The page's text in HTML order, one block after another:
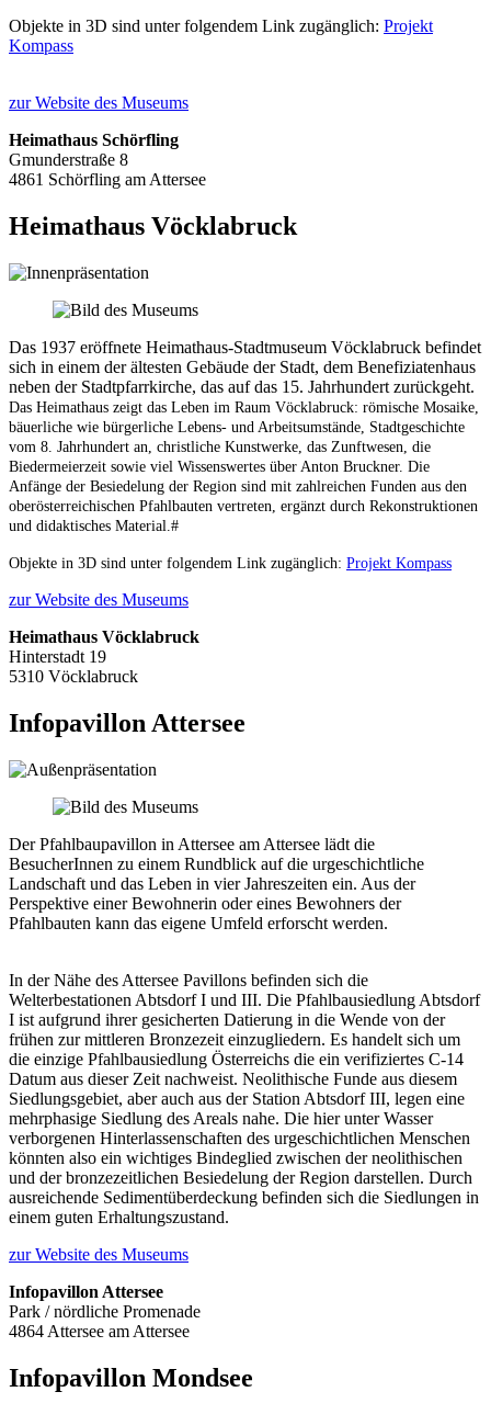
Objekte in 3D sind unter folgendem Link zugänglich: Projekt
Kompass
zur Website des Museums
Heimathaus Schörfling
Gmunderstraße 8
4861 Schörfling am Attersee
Heimathaus Vöcklabruck
Das 1937 eröffnete Heimathaus-Stadtmuseum Vöcklabruck befindet
sich in einem der ältesten Gebäude der Stadt, dem Benefiziatenhaus
neben der Stadtpfarrkirche, das auf das 15. Jahrhundert zurückgeht.
Das Heimathaus zeigt das Leben im Raum Vöcklabruck: römische Mosaike,
bäuerliche wie bürgerliche Lebens- und Arbeitsumstände, Stadtgeschichte
vom 8. Jahrhundert an, christliche Kunstwerke, das Zunftwesen, die
Biedermeierzeit sowie viel Wissenswertes über Anton Bruckner. Die
Anfänge der Besiedelung der Region sind mit zahlreichen Funden aus den
oberösterreichischen Pfahlbauten vertreten, ergänzt durch Rekonstruktionen
und didaktisches Material.#
Objekte in 3D sind unter folgendem Link zugänglich: Projekt Kompass
zur Website des Museums
Heimathaus Vöcklabruck
Hinterstadt 19
5310 Vöcklabruck
Infopavillon Attersee
Der Pfahlbaupavillon in Attersee am Attersee lädt die
BesucherInnen zu einem Rundblick auf die urgeschichtliche
Landschaft und das Leben in vier Jahreszeiten ein. Aus der
Perspektive einer Bewohnerin oder eines Bewohners der
Pfahlbauten kann das eigene Umfeld erforscht werden.
In der Nähe des Attersee Pavillons befinden sich die
Welterbestationen Abtsdorf I und III. Die Pfahlbausiedlung Abtsdorf
I ist aufgrund ihrer gesicherten Datierung in die Wende von der
frühen zur mittleren Bronzezeit einzugliedern. Es handelt sich um
die einzige Pfahlbausiedlung Österreichs die ein verifiziertes C-14
Datum aus dieser Zeit nachweist. Neolithische Funde aus diesem
Siedlungsgebiet, aber auch aus der Station Abtsdorf III, legen eine
mehrphasige Siedlung des Areals nahe. Die hier unter Wasser
verborgenen Hinterlassenschaften des urgeschichtlichen Menschen
könnten also ein wichtiges Bindeglied zwischen der neolithischen
und der bronzezeitlichen Besiedelung der Region darstellen. Durch
ausreichende Sedimentüberdeckung befinden sich die Siedlungen in
einem guten Erhaltungszustand.
zur Website des Museums
Infopavillon Attersee
Park / nördliche Promenade
4864 Attersee am Attersee
Infopavillon Mondsee